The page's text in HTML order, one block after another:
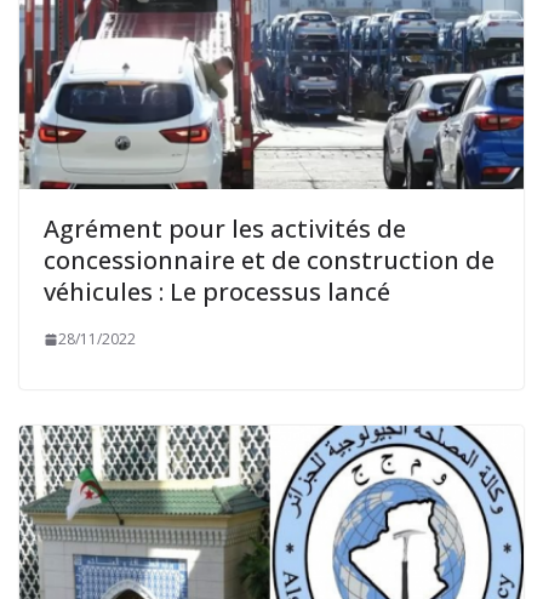
Agrément pour les activités de
concessionnaire et de construction de
véhicules : Le processus lancé
28/11/2022